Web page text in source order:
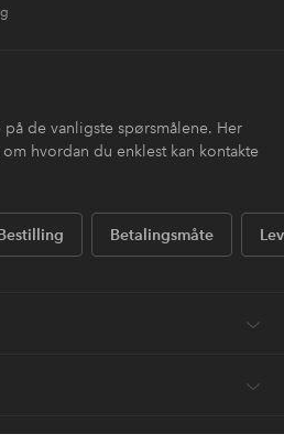
de vanligste spørsmålene. Her
hvordan du enklest kan kontakte
Betalingsmåte